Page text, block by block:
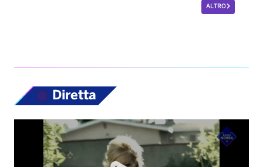
ALTRO
Diretta